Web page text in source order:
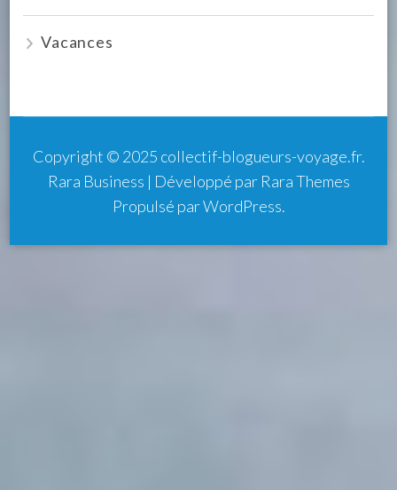
Vacances
Copyright © 2025 collectif-blogueurs-voyage.fr.
Rara Business | Développé par Rara Themes
Propulsé parWordPress.